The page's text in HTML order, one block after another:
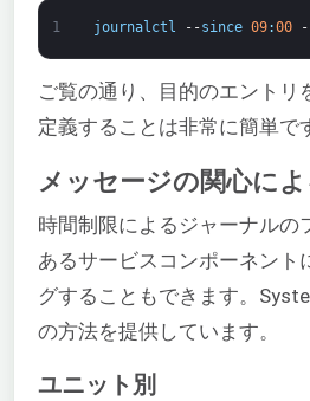
1 journalctl --since 09:00
ご覧の通り、目的のエント
定義することは非常に簡単で
メッセージの関心に
時間制限によるジャーナル
あるサービスコンポーネン
グすることもできます。
の方法を提供しています。
ユニット別